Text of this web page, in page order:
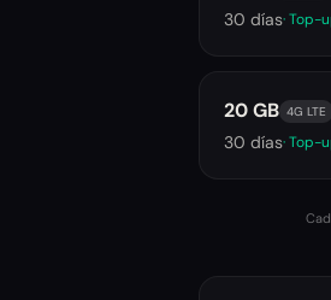
30 días· Top-
20 GB 4G LTE
30 días· Top-